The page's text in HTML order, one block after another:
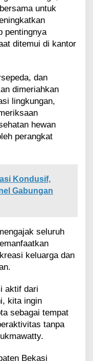
untuk
pentingnya
ditemui di kantor
dan
dimeriahkan
lingkungan,
hewan
perangkat
Kondusif,
Gabungan
seluruh
keluarga dan
aktif dari
kita ingin
sebagai tempat
tanpa
Bekasi